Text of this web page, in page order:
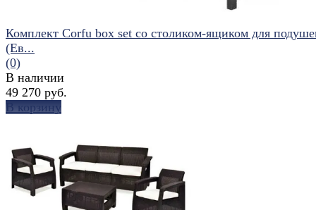
избранное сравнить
Комплект Corfu box set со столиком-ящиком для
(Ев...
(0)
В наличии
49 270 руб.
В корзину